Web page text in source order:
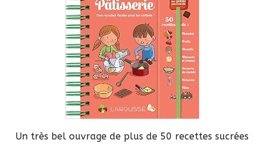
Un très bel ouvrage de plus de 50 recettes sucrées